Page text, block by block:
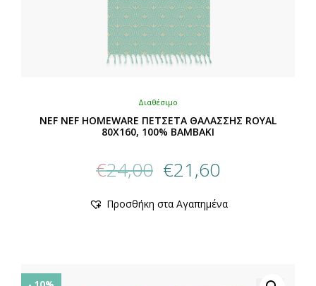
Διαθέσιμο
NEF NEF HOMEWARE ΠΕΤΣΕΤΑ ΘΑΛΑΣΣΗΣ ROYAL
80X160, 100% BAMBAKI
€24,00
price
€24,00.
€21,60
είναι:
το
Προσθήκη στα Αγαπημένα